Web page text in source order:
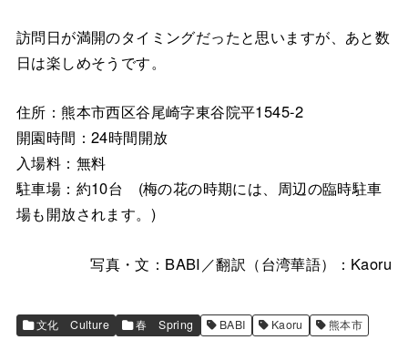
訪問日が満開のタイミングだったと思いますが、あと数
日は楽しめそうです。
住所：熊本市西区谷尾崎字東谷院平1545-2
開園時間：24時間開放
入場料：無料
駐車場：約10台 (梅の花の時期には、周辺の臨時駐車
場も開放されます。)
写真・文：BABI／翻訳（台湾華語）：Kaoru
文化 Culture 春 Spring BABI Kaoru 熊本市